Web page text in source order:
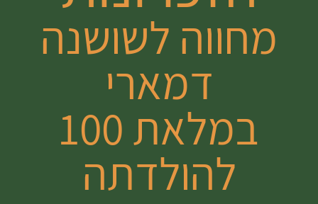
מחווה לשושנה
דמארי
במלאת 100
להולדתה